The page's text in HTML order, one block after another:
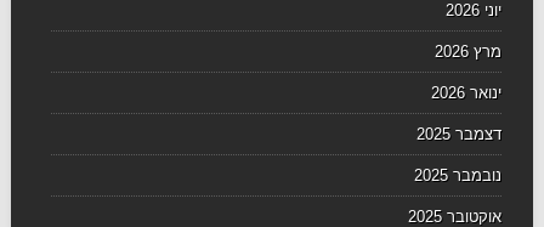
יוני 2026
מרץ 2026
ינואר 2026
דצמבר 2025
נובמבר 2025
אוקטובר 2025